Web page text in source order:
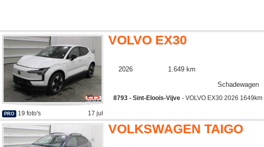
PRO 19 foto's 17 jul
VOLVO EX30
2026
1.649 km
Schadewagen
8793 - Sint-Eloois-Vijve - VOLVO EX30 2026 1649km
VOLKSWAGEN TAIGO